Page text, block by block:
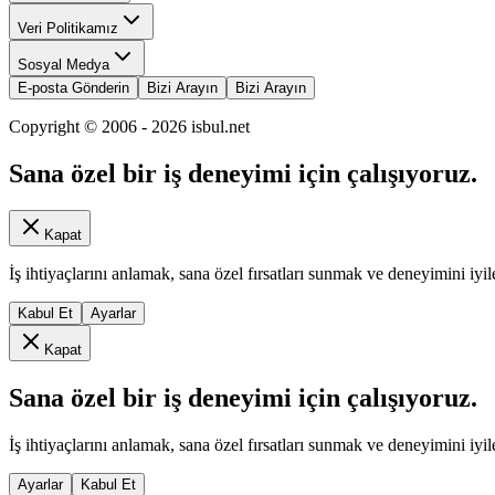
Veri Politikamız
Sosyal Medya
E-posta Gönderin
Bizi Arayın Bizi Arayın
Copyright © 2006 - 2026 isbul.net
Sana özel bir iş deneyimi için çalışıyoruz.
Kapat
İş ihtiyaçlarını anlamak, sana özel fırsatları sunmak ve deneyimini
Kabul Et Ayarlar
Kapat
Sana özel bir iş deneyimi için çalışıyoruz.
İş ihtiyaçlarını anlamak, sana özel fırsatları sunmak ve deneyimini
Ayarlar Kabul Et